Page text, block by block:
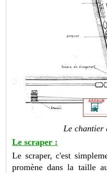
Le chantier
Le scraper :
Le scraper, c'est
promène dans la taille